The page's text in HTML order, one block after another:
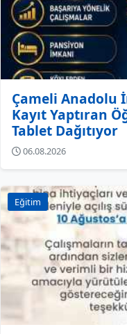
Çameli Anadolu
Kayıt Yaptıran
Tablet Dağıtıyor
06.08.2026
Eğitim